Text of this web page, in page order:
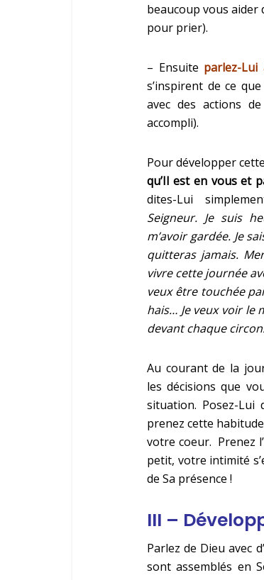
beaucoup vous aider
pour prier).
– Ensuite parlez-Lui
s’inspirent de ce
avec des actions
accompli).
Pour développer
qu’Il est en vous et
dites-Lui
Seigneur. Je suis
m’avoir gardée. Je
quitteras jamais.
vivre cette journée
veux être touchée
hais… Je veux voir le
devant chaque
Au courant de la
les décisions que
situation. Posez-Lui
prenez cette
votre coeur. Prenez
petit, votre intimité
de Sa présence !
III –
Parlez de Dieu avec
sont assemblés en